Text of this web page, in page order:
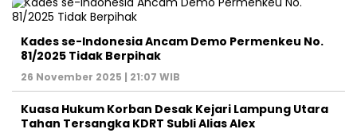
Kades se-Indonesia Ancam Demo Permenkeu No.
81/2025 Tidak Berpihak
26 November 2025 | 21:07 WIB
Kuasa Hukum Korban Desak Kejari Lampung Utara
Tahan Tersangka KDRT Subli Alias Alex